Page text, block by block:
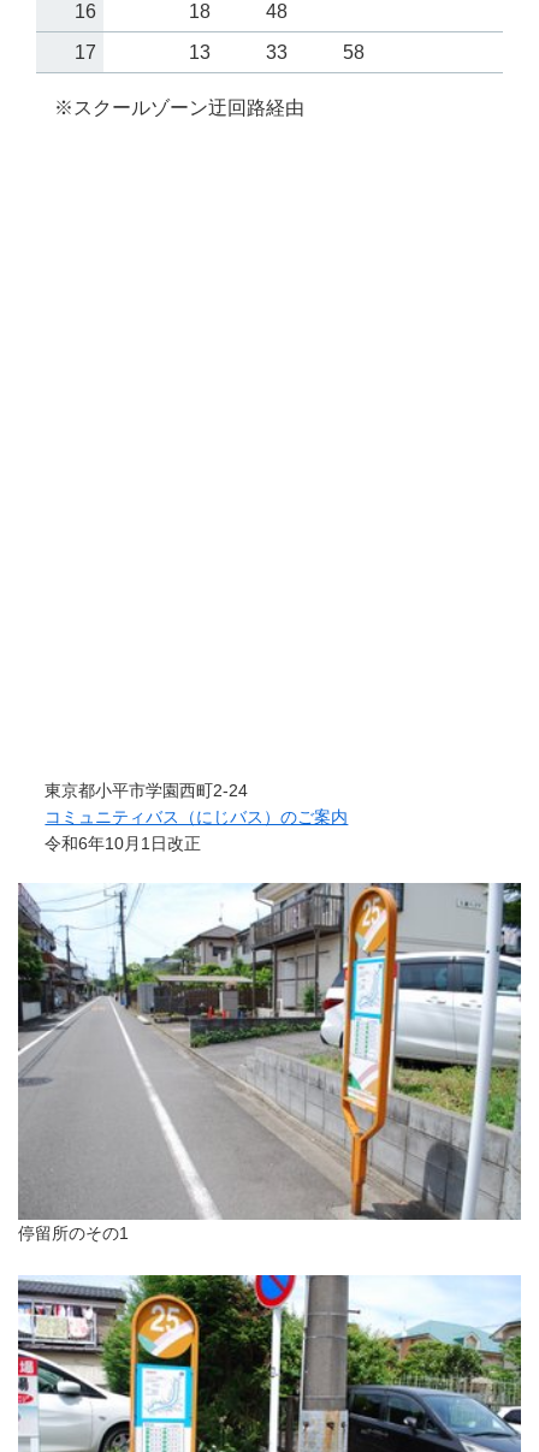
16
18
48
17
13 33 58
※スクールゾーン迂回路経由
東京都小平市学園西町2-24
コミュニティバス（にじバス）のご案内
令和6年10月1日改正
停留所のその1